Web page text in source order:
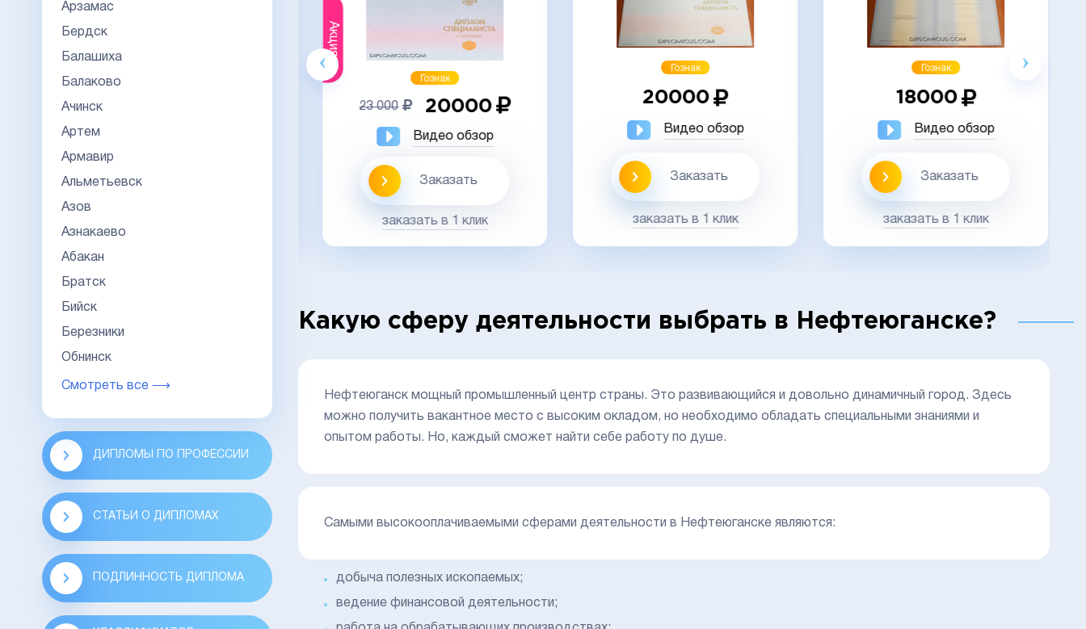
Арзамас
Бердск
Балашиха
Балаково
Ачинск
Артем
Армавир
Альметьевск
Азов
Азнакаево
Абакан
Братск
Бийск
Березники
Обнинск
Смотреть все ⟶
ДИПЛОМЫ ПО ПРОФЕССИИ
СТАТЬИ О ДИПЛОМАХ
ПОДЛИННОСТЬ ДИПЛОМА
Акция
23000
Гознак
23 000 20000
Видео обзор
Заказать
заказать в 1 клик
Гознак
20000
Видео обзор
Заказать
заказать в 1 клик
Гознак
18000
Видео обзор
Заказать
заказать в 1 клик
Какую сферу деятельности выбрать в Нефтеюганске?
Нефтеюганск мощный промышленный центр страны. Это развивающийся и довольно динамичный город. Здесь
можно получить вакантное место с высоким окладом, но необходимо обладать специальными знаниями и
опытом работы. Но, каждый сможет найти себе работу по душе.
Самыми высокооплачиваемыми сферами деятельности в Нефтеюганске являются:
добыча полезных ископаемых;
ведение финансовой деятельности;